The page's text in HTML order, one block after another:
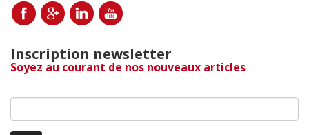
Inscription newsletter
Soyez au courant de nos nouveaux articles